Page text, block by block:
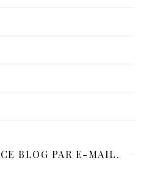
BLOG PAR E-MAIL.